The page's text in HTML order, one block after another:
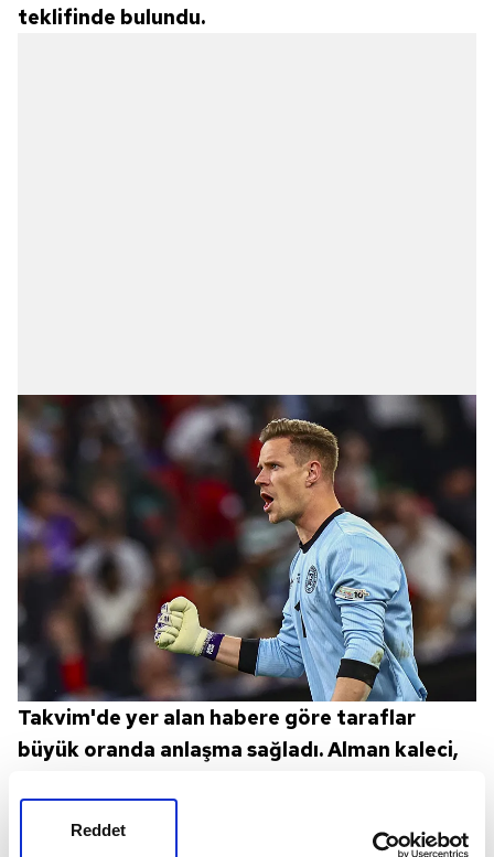
Reddet
teklifinde bulundu.
Takvim'de yer alan habere göre taraflar
büyük oranda anlaşma sağladı. Alman kaleci,
Barcelona'da forma giyen Ter Stegen'in